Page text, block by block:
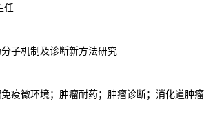
任
子机制及诊断新方法研究
疫微环境；肿瘤耐药；肿瘤诊断；消化道肿瘤